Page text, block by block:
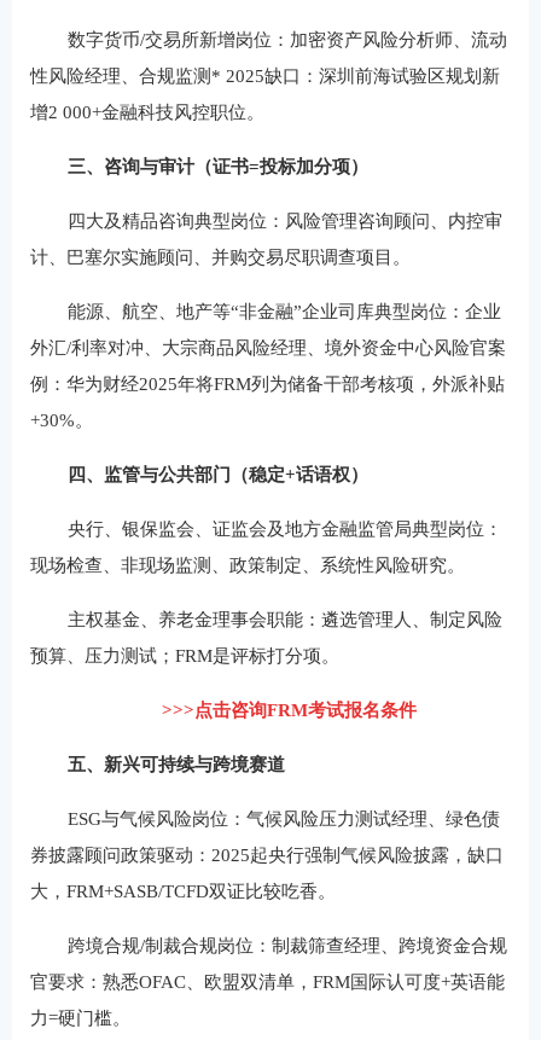
数字货币/交易所新增岗位：加密资产风险分析师、流动
性风险经理、合规监测* 2025缺口：深圳前海试验区规划新
增2 000+金融科技风控职位。
三、咨询与审计（证书=投标加分项）
四大及精品咨询典型岗位：风险管理咨询顾问、内控审
计、巴塞尔实施顾问、并购交易尽职调查项目。
能源、航空、地产等“非金融”企业司库典型岗位：企业
外汇/利率对冲、大宗商品风险经理、境外资金中心风险官案
例：华为财经2025年将FRM列为储备干部考核项，外派补贴
+30%。
四、监管与公共部门（稳定+话语权）
央行、银保监会、证监会及地方金融监管局典型岗位：
现场检查、非现场监测、政策制定、系统性风险研究。
主权基金、养老金理事会职能：遴选管理人、制定风险
预算、压力测试；FRM是评标打分项。
>>>点击咨询FRM考试报名条件
五、新兴可持续与跨境赛道
ESG与气候风险岗位：气候风险压力测试经理、绿色债
券披露顾问政策驱动：2025起央行强制气候风险披露，缺口
大，FRM+SASB/TCFD双证比较吃香。
跨境合规/制裁合规岗位：制裁筛查经理、跨境资金合规
官要求：熟悉OFAC、欧盟双清单，FRM国际认可度+英语能
力=硬门槛。